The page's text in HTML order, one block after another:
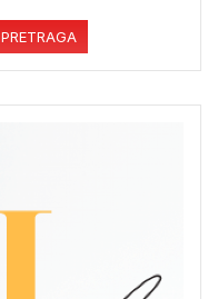
PRETRAGA